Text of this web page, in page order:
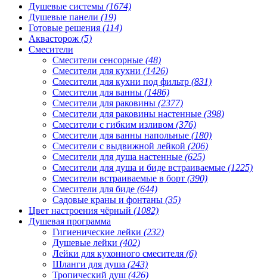
Душевые системы (1674)
Душевые панели (19)
Готовые решения (114)
Аквасторож (5)
Смесители
Смесители сенсорные (48)
Смесители для кухни (1426)
Смесители для кухни под фильтр (831)
Смесители для ванны (1486)
Смесители для раковины (2377)
Смесители для раковины настенные (398)
Смесители с гибким изливом (376)
Смесители для ванны напольные (180)
Смесители с выдвижной лейкой (206)
Смесители для душа настенные (625)
Смесители для душа и биде встраиваемые (1225)
Смесители встраиваемые в борт (390)
Смесители для биде (644)
Садовые краны и фонтаны (35)
Цвет настроения чёрный (1082)
Душевая программа
Гигиенические лейки (232)
Душевые лейки (402)
Лейки для кухонного смесителя (6)
Шланги для душа (243)
Тропический душ (426)